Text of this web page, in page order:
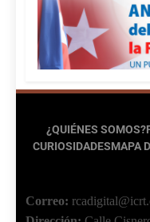
¿QUIÉNES SOMOS?
CURIOSIDADESMAPA
Correo: